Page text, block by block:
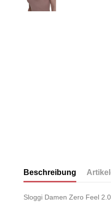
Beschreibung
Sloggi Damen Zero Feel